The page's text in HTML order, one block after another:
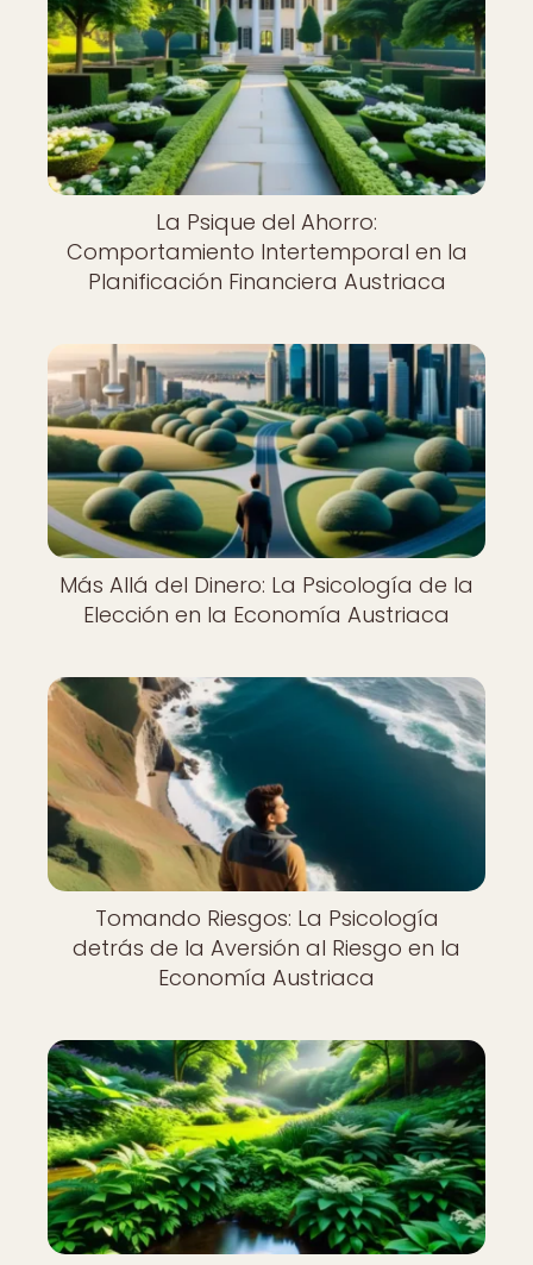
La Psique del Ahorro:
Comportamiento Intertemporal en la
Planificación Financiera Austriaca
Más Allá del Dinero: La Psicología de la
Elección en la Economía Austriaca
Tomando Riesgos: La Psicología
detrás de la Aversión al Riesgo en la
Economía Austriaca